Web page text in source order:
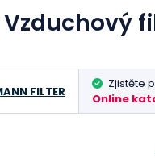
Vzduchový
FILTER
Zjistěte
Online